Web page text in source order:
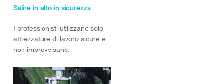
Salire in alto in sicurezza
I professionisti utilizzano solo
attrezzature di lavoro sicure e
non improvvisano.